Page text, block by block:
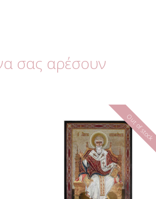
σας αρέσουν
Out of stock